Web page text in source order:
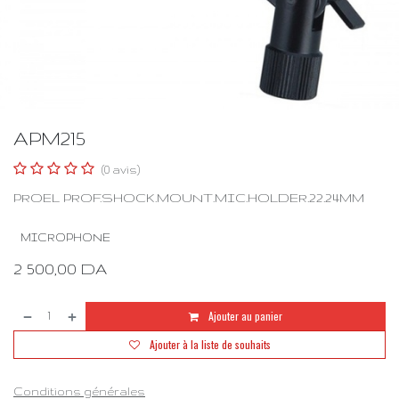
APM215
(0 avis)
PROEL PROF.SHOCK.MOUNT.MIC.HOLDER.22.24MM
MICROPHONE
2 500,00 DA
Ajouter au panier
Ajouter à la liste de souhaits
Conditions générales